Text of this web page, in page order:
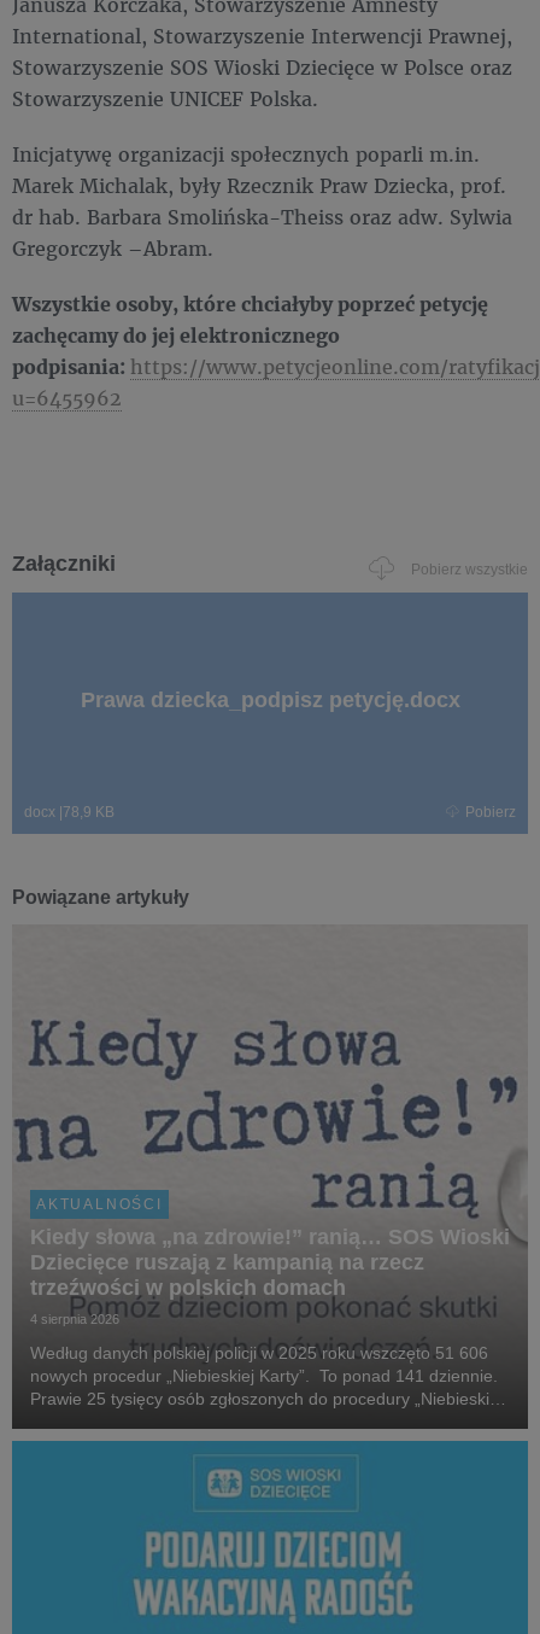
International, Stowarzyszenie Interwencji Prawnej,
Stowarzyszenie SOS Wioski Dziecięce w Polsce oraz
Stowarzyszenie UNICEF Polska.
Inicjatywę organizacji społecznych poparli m.in.
Marek Michalak, były Rzecznik Praw Dziecka, prof.
dr hab. Barbara Smolińska-Theiss oraz adw. Sylwia
Gregorczyk –Abram.
Wszystkie osoby, które chciałyby poprzeć petycję
zachęcamy do jej elektronicznego
podpisania: https://www.petycjeonline.com/
u=6455962
Załączniki Pobierz wszystkie
Prawa dziecka_podpisz petycję.docx
docx 78,9 KB Pobierz
Powiązane artykuły
AKTUALNOŚCI
Kiedy słowa „na zdrowie!” ranią… SOS Wioski
Dziecięce ruszają z kampanią na rzecz
trzeźwości w polskich domach
4 sierpnia 2026
Według danych polskiej policji w 2025 roku wszczęto 51 606
nowych procedur „Niebieskiej Karty”. To ponad 141 dziennie.
Prawie 25 tysięcy osób zgłoszonych do procedury „Niebieskiej
pod wpływem alkoholu. W 2025 roku...